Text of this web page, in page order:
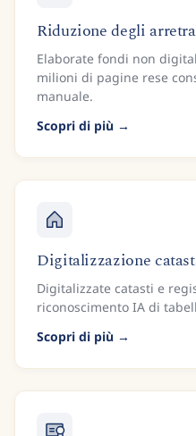
Riduzione degli
Elaborate fondi non
milioni di pagine rese
manuale.
Scopri di più
Digitalizzazione
Digitalizzate catasti e
riconoscimento IA di
Scopri di più